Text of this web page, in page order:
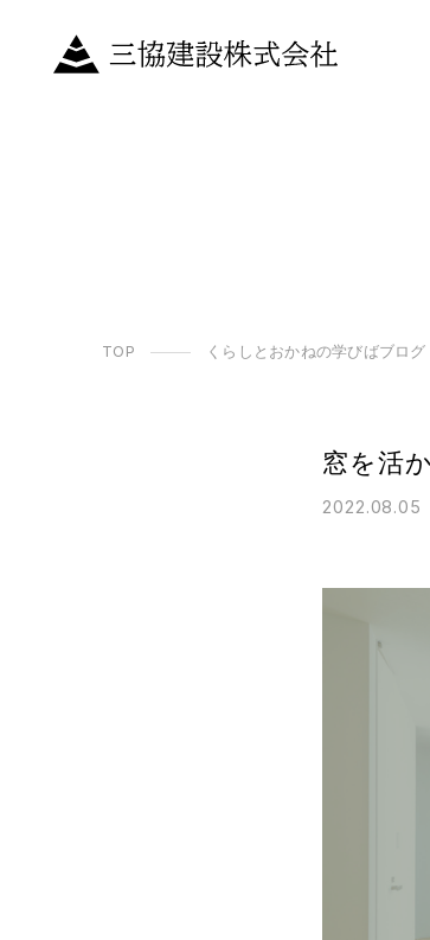
TOP くらしとおかねの学びばブログ
窓を活
2022.08.05